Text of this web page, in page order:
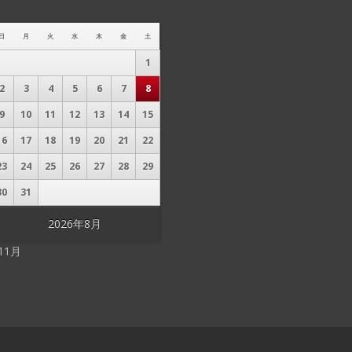
2026年8月
日 月 火 水 木 金 土
1
2
3 4 5 6 7
8
9
10 11 12 13 14
15
17 18 19 20 21
22
24 25 26 27 28
29
31
月